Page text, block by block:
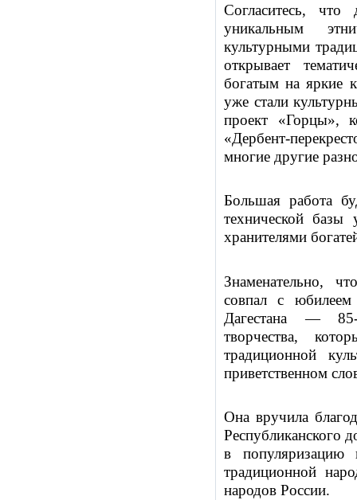
Согласитесь,
уникальным
культурными
открывает
богатым на яркие
уже стали
проект «Горцы»,
«Дербент-
многие другие
Большая работа
технической
хранителями
Знаменательно,
совпал с
Дагестана — 85-
творчества,
традиционной
приветственном
Она вручила
Республиканского
в популяризацию
традиционной
народов России.